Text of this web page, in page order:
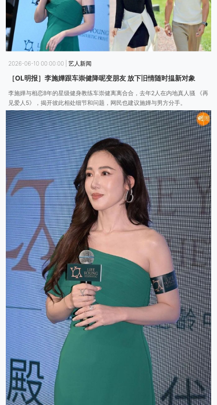
2026-06-10 00:00:00 艺人新闻
［OL明报］李施嬅跟车崇健降呢变朋友 放下旧情随时揾新对象
李施嬅与相恋8年的星级健身教练车崇健离离合合，去年2人在内地真人骚 《再
见爱人5》，揭开彼此相处细节和问题，网民也建议施嬅与男方分手。